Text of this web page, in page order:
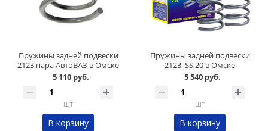
Пружины задней подвески
2123 пара АвтоВАЗ в Омске
5 110 руб.
шт
В корзину
Пружины задней подвески
2123, SS 20 в Омске
5 540 руб.
шт
В корзину